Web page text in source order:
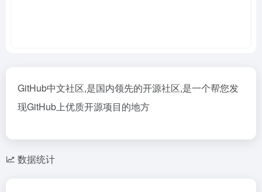
GitHub中文社区,是国内领先的开源社区,是一个帮您发
现GitHub上优质开源项目的地方
数据统计